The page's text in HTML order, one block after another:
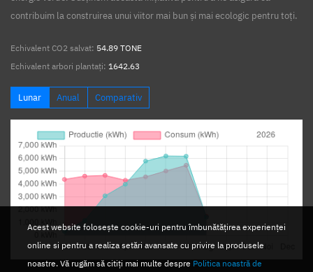
Acest website folosește cookie-uri pentru îmbunătățirea experienței
online si pentru a realiza setări avansate cu privire la produsele
noastre. Vă rugăm să citiți mai multe despre Politica noastră de
contribuim la construirea unui viitor mai bun și mai ecologic pentru toți.
Echivalent CO2 salvat: 54.89 TONE
Echivalent arbori plantați: 1642.63
Lunar Anual Comparativ